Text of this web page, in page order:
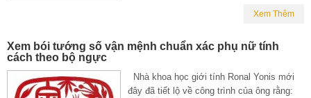
Xem Thêm
Xem bói tướng số vận mệnh chuẩn xác phụ nữ tính
cách theo bộ ngực
Nhà khoa học giới tính Ronal Yonis mới
đây đã tiết lộ về công trình của ông rằng: